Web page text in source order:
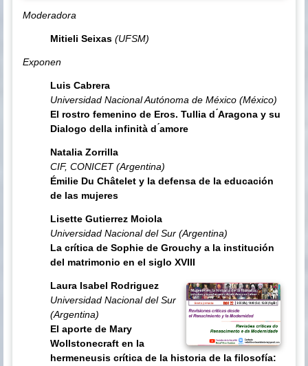
Moderadora
Mitieli Seixas(UFSM)
Exponen
Luis Cabrera
Universidad Nacional Autónoma de México (México)
El rostro femenino de Eros. Tullia d ́Aragona y su
Dialogo della infinità d ́amore
Natalia Zorrilla
CIF, CONICET (Argentina)
Émilie Du Châtelet y la defensa de la educación
de las mujeres
Lisette Gutierrez Moiola
Universidad Nacional del Sur (Argentina)
La crítica de Sophie de Grouchy a la institución
del matrimonio en el siglo XVIII
Laura Isabel Rodriguez
Universidad Nacional del Sur
(Argentina)
El aporte de Mary
Wollstonecraft en la
hermeneusis crítica de la historia de la filosofía: